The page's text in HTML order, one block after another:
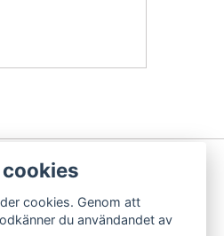
cookies. Genom att
du användandet av